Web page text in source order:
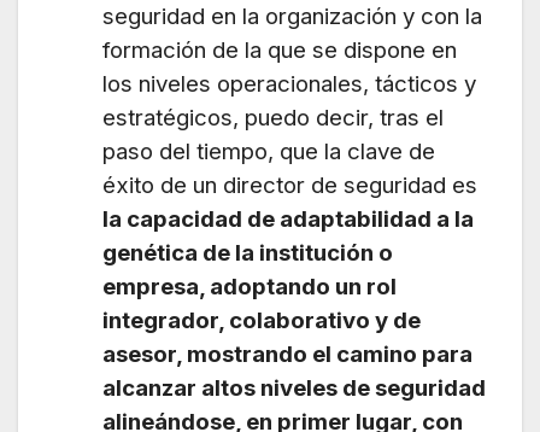
seguridad en la organización y con la
formación de la que se dispone en
los niveles operacionales, tácticos y
estratégicos, puedo decir, tras el
paso del tiempo, que la clave de
éxito de un director de seguridad es
la capacidad de adaptabilidad a la
genética de la institución o
empresa, adoptando un rol
integrador, colaborativo y de
asesor, mostrando el camino para
alcanzar altos niveles de seguridad
alineándose, en primer lugar, con